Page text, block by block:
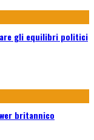
gli equilibri politici
britannico